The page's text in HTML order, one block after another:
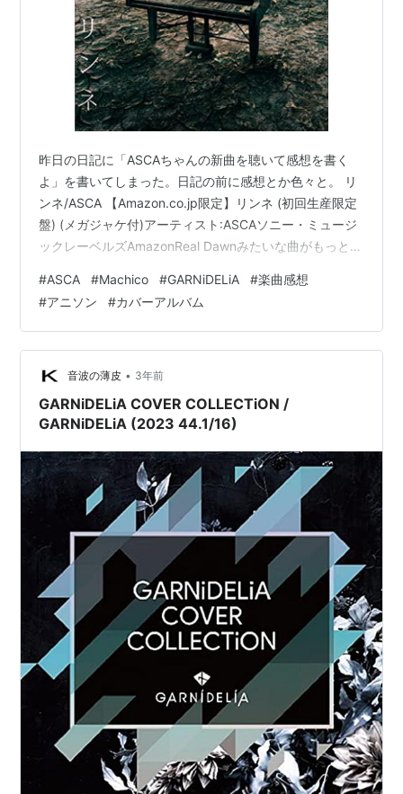
昨日の日記に「ASCAちゃんの新曲を聴いて感想を書く
よ」を書いてしまった。日記の前に感想とか色々と。 リ
ンネ/ASCA 【Amazon.co.jp限定】リンネ (初回生産限定
盤) (メガジャケ付)アーティスト:ASCAソニー・ミュージ
ックレーベルズAmazonReal Dawnみたいな曲がもっとも
courtesy of iTunesカップリングのReal Dawnの話から。
リンネ同様どの時期にレコーディングしたのかわからな
い。なんとなくだけど、歌える範囲を探りながらレコー
ディングしてたのかな?って考えてしまう。オタクの…
#ASCA #Machico #GARNiDELiA #楽曲感想
#アニソン #カバーアルバム
音波の薄皮 • 3年前
GARNiDELiA COVER COLLECTiON /
GARNiDELiA (2023 44.1/16)